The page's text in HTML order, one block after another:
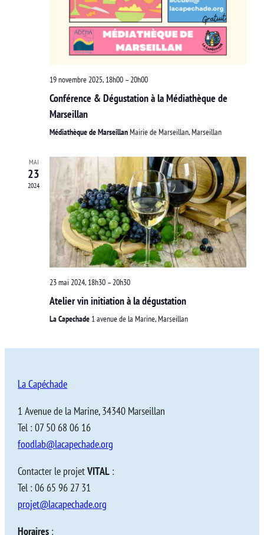
19 novembre 2025, 18h00 –20h00
Conférence & Dégustation à la Médiathèque de
Marseillan
Médiathèque de MarseillanMairie de Marseillan, Marseillan
MAI
23
2024
23 mai 2024, 18h30 –20h30
Atelier vin initiation à la dégustation
La Capechade 1 avenue de la Marine, Marseillan
La Capéchade
1 Avenue de la Marine, 34340 Marseillan
Tel : 07 50 68 06 16
foodlab@lacapechade.org
Contacter le projetVITAL :
Tel : 06 65 96 27 31
projet@lacapechade.org
Horaires :